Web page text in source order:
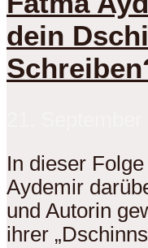
dein
In dieser
Aydemir
und Autorin
ihrer